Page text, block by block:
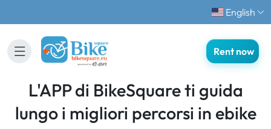
English
Rent now
L'APP di BikeSquare ti guida
lungo i migliori percorsi in ebike